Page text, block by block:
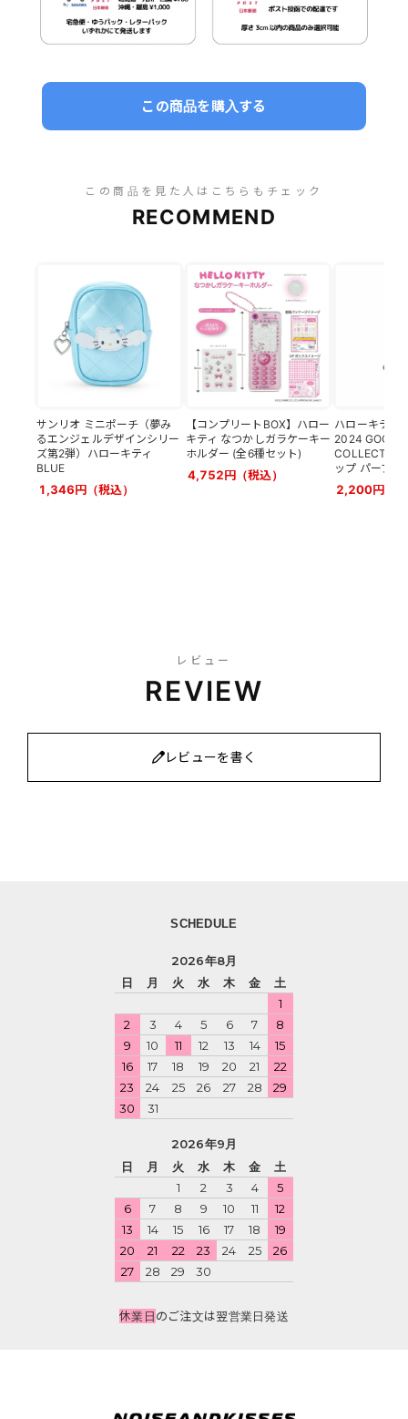
この商品を購入する
この商品を見た人はこちらもチェック
RECOMMEND
サンリオ ミニポーチ（夢み
るエンジェルデザインシリー
ズ第2弾）ハローキティ
BLUE
1,346円（税込）
【コンプリートBOX】ハロー
キティ なつかしガラケーキー
ホルダー (全6種セット)
4,752円（税込）
ハローキティ
2024 GOGO
ップ パープル
2,200円（
レビュー
REVIEW
レビューを書く
SCHEDULE
2026年8月
日
月 火 水 木 金
土
1
2
3 4 5 6 7
8
9
10 11 12 13 14
15
16
17 18 19 20 21
22
23
24 25 26 27 28
29
30
31
2026年9月
日
月 火 水 木 金
土
1
2 3 4
5
6
7 8 9 10 11
12
13
14 15 16 17 18
19
20
21 22 23 24 25
26
27
28 29 30
休業日のご注文は翌営業日発送